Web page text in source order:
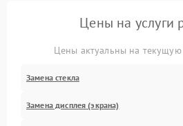
Цены на услуги
Цены актуальны на
Замена стекла
Замена дисплея (экрана)